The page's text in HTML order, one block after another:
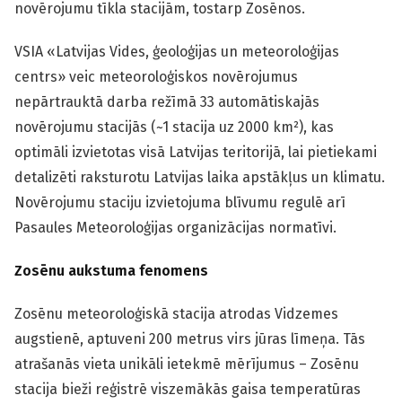
novērojumu tīkla stacijām, tostarp Zosēnos.
VSIA «Latvijas Vides, ģeoloģijas un meteoroloģijas
centrs» veic meteoroloģiskos novērojumus
nepārtrauktā darba režīmā 33 automātiskajās
novērojumu stacijās (~1 stacija uz 2000 km²), kas
optimāli izvietotas visā Latvijas teritorijā, lai pietiekami
detalizēti raksturotu Latvijas laika apstākļus un klimatu.
Novērojumu staciju izvietojuma blīvumu regulē arī
Pasaules Meteoroloģijas organizācijas normatīvi.
Zosēnu aukstuma fenomens
Zosēnu meteoroloģiskā stacija atrodas Vidzemes
augstienē, aptuveni 200 metrus virs jūras līmeņa. Tās
atrašanās vieta unikāli ietekmē mērījumus – Zosēnu
stacija bieži reģistrē viszemākās gaisa temperatūras